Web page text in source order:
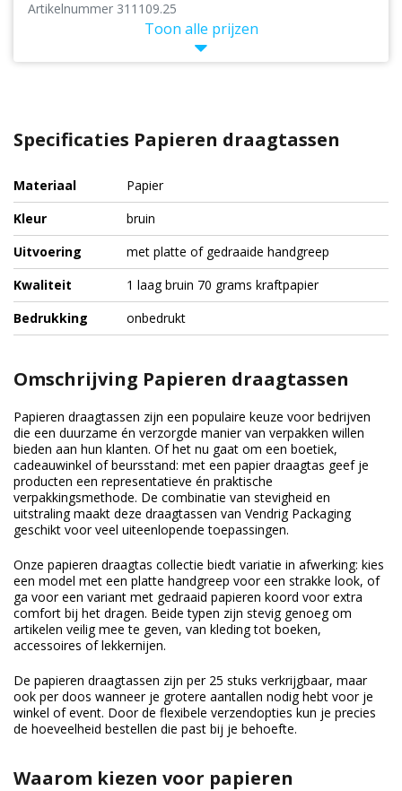
Artikelnummer 311109.25
Toon alle prijzen
Specificaties Papieren draagtassen
Materiaal
Papier
Kleur
bruin
Uitvoering
met platte of gedraaide handgreep
Kwaliteit
1 laag bruin 70 grams kraftpapier
Bedrukking
onbedrukt
Omschrijving Papieren draagtassen
Papieren draagtassen zijn een populaire keuze voor bedrijven
die een duurzame én verzorgde manier van verpakken willen
bieden aan hun klanten. Of het nu gaat om een boetiek,
cadeauwinkel of beursstand: met een papier draagtas geef je
producten een representatieve én praktische
verpakkingsmethode. De combinatie van stevigheid en
uitstraling maakt deze draagtassen van Vendrig Packaging
geschikt voor veel uiteenlopende toepassingen.
Onze papieren draagtas collectie biedt variatie in afwerking: kies
een model met een platte handgreep voor een strakke look, of
ga voor een variant met gedraaid papieren koord voor extra
comfort bij het dragen. Beide typen zijn stevig genoeg om
artikelen veilig mee te geven, van kleding tot boeken,
accessoires of lekkernijen.
De papieren draagtassen zijn per 25 stuks verkrijgbaar, maar
ook per doos wanneer je grotere aantallen nodig hebt voor je
winkel of event. Door de flexibele verzendopties kun je precies
de hoeveelheid bestellen die past bij je behoefte.
Waarom kiezen voor papieren